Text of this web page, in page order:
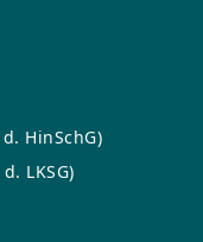
HinSchG)
LKSG)